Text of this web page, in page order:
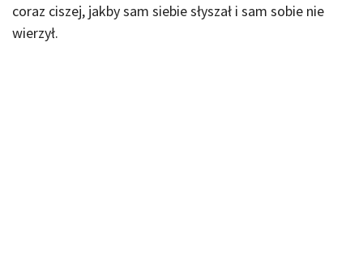
coraz ciszej, jakby sam siebie słyszał i sam sobie nie
wierzył.